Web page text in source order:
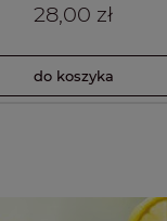
28,00 zł
do koszyka